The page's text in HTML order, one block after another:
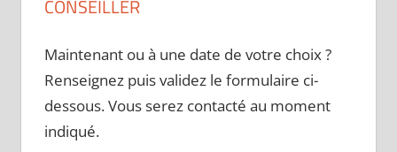
CONSEILLER
Maintenant ou à une date de votre choix ?
Renseignez puis validez le formulaire ci-
dessous. Vous serez contacté au moment
indiqué.